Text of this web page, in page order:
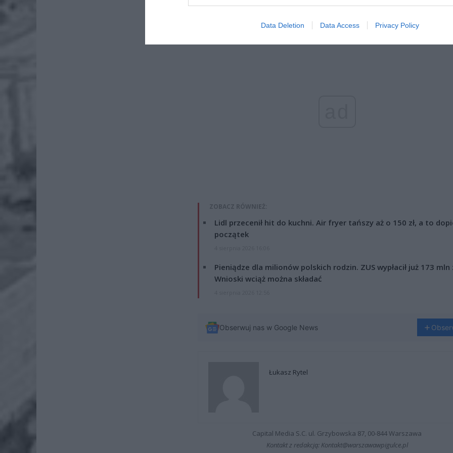
Data Deletion Data Access Privacy Policy
Zablokowane są dwa pasy ruchu. Korek ma już ponad 16 kilometrów!
ZOBACZ RÓWNIEŻ:
Lidl przecenił hit do kuchni. Air fryer tańszy aż o 150 zł, a to
początek
Pieniądze dla milionów polskich rodzin. ZUS wypłacił już 173 mln
Wnioski wciąż można składać
Obserwuj nas w Google News
Łukasz Rytel
Capital Media S.C. ul. Grzybowska 87, 00-844 Warszawa
Kontakt z redakcją: Kontakt@warszawawpigulce.pl